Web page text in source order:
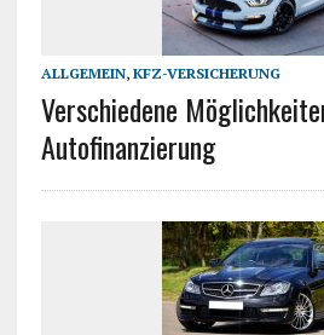
ALLGEMEIN, KFZ-VERSICHERUNG
Verschiedene
Autofinanzierung